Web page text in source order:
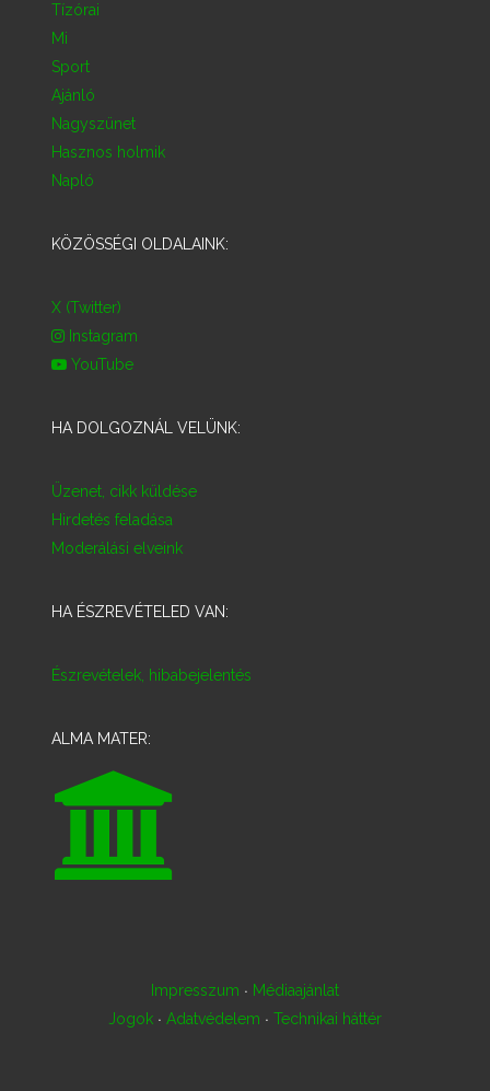
Tízórai
Mi
Sport
Ajánló
Nagyszünet
Hasznos holmik
Napló
KÖZÖSSÉGI OLDALAINK:
X (Twitter)
Instagram
YouTube
HA DOLGOZNÁL VELÜNK:
Üzenet, cikk küldése
Hirdetés feladása
Moderálási elveink
HA ÉSZREVÉTELED VAN:
Észrevételek, hibabejelentés
ALMA MATER:
Impresszum · Médiaajánlat
Jogok · Adatvédelem · Technikai háttér